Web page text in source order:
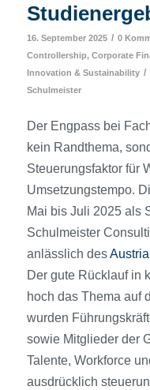
16. September 2025 / 0
Controllership, Corporate
Innovation & Sustainability /
Schulmeister
Der Engpass bei
kein Randthema,
Steuerungsfaktor für
Umsetzungstempo.
Mai bis Juli 2025 als
Schulmeister
anlässlich des
Der gute Rücklauf in
hoch das Thema auf
wurden
sowie Mitglieder der
Talente, Workforce
ausdrücklich